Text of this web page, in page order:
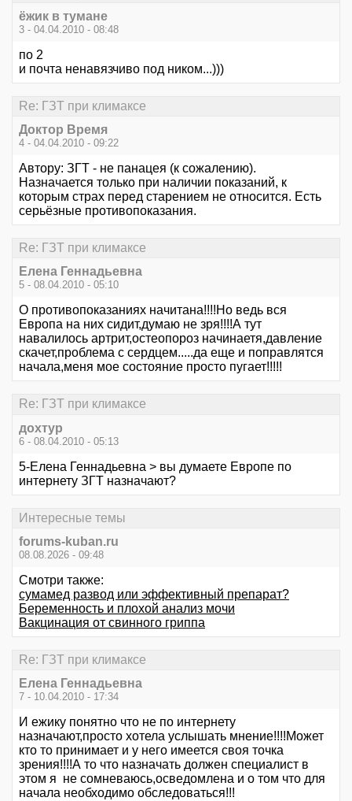
ёжик в тумане
3 - 04.04.2010 - 08:48
по 2
и почта ненавязчиво под ником...)))
Re: ГЗТ при климаксе
Доктор Время
4 - 04.04.2010 - 09:22
Автору: ЗГТ - не панацея (к сожалению).
Назначается только при наличии показаний, к
которым страх перед старением не относится. Есть
серьёзные противопоказания.
Re: ГЗТ при климаксе
Елена Геннадьевна
5 - 08.04.2010 - 05:10
О противопоказаниях начитана!!!!Но ведь вся
Европа на них сидит,думаю не зря!!!!А тут
навалилось артрит,остеопороз начинаетя,давление
скачет,проблема с сердцем.....да еще и поправлятся
начала,меня мое состояние просто пугает!!!!!
Re: ГЗТ при климаксе
дохтур
6 - 08.04.2010 - 05:13
5-Елена Геннадьевна > вы думаете Европе по
интернету ЗГТ назначают?
Интересные темы
forums-kuban.ru
08.08.2026 - 09:48
Смотри также:
сумамед развод или эффективный препарат?
Беременность и плохой анализ мочи
Вакцинация от свинного гриппа
Re: ГЗТ при климаксе
Елена Геннадьевна
7 - 10.04.2010 - 17:34
И ежику понятно что не по интернету
назначают,просто хотела услышать мнение!!!!Может
кто то принимает и у него имеется своя точка
зрения!!!!А то что назначать должен специалист в
этом я не сомневаюсь,осведомлена и о том что для
начала необходимо обследоваться!!!